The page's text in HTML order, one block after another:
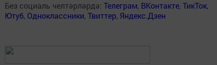
Без социаль челтәрләрдә: Телеграм, ВКонтакте,ТикТок,
Ютуб, Одноклассники,Твиттер, Яндекс.Дзен